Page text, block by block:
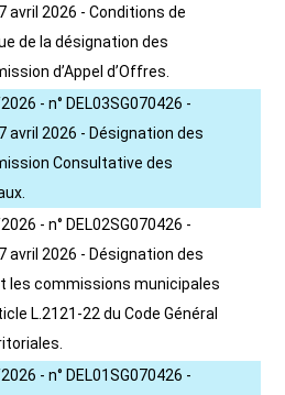
avril 2026 - Conditions de
de la désignation des
d’Appel d’Offres.
- n° DEL03SG070426 -
avril 2026 - Désignation des
Consultative des
- n° DEL02SG070426 -
avril 2026 - Désignation des
les commissions municipales
L.2121-22 du Code Général
- n° DEL01SG070426 -